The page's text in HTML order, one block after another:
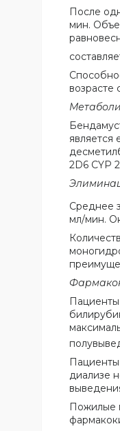
После
мин.
возрасте
2D6 CYP
Среднее
мл/мин.
диализе
Пожилые